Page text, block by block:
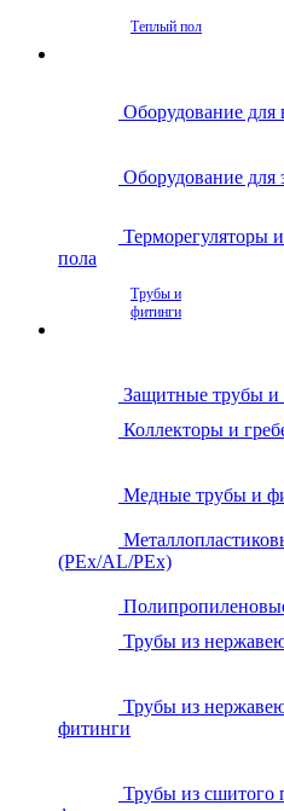
Теплый пол
Оборудование для
Оборудование для
Терморегуляторы
пола
Трубы и
фитинги
Защитные трубы и
Коллекторы и
Медные трубы и
(PEx/AL/PEx)
Трубы из
Трубы из
фитинги
Трубы из сшитого